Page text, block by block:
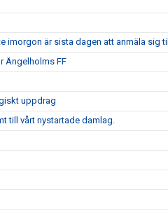
imorgon är sista dagen att anmäla sig til
Ängelholms FF
uppdrag
till vårt nystartade damlag.